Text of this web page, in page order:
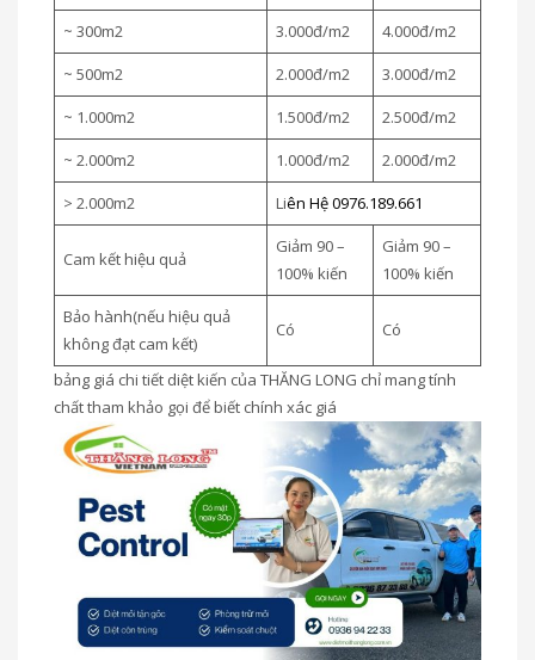
~ 300m2
3.000đ/m2
4.000đ/m2
~ 500m2
2.000đ/m2
3.000đ/m2
~ 1.000m2
1.500đ/m2
2.500đ/m2
~ 2.000m2
1.000đ/m2
2.000đ/m2
> 2.000m2
Liên Hệ 0976.189.661
Cam kết hiệu quả
Giảm 90 –
100% kiến
Giảm 90 –
100% kiến
Bảo hành(nếu hiệu quả
không đạt cam kết)
Có Có
bảng giá chi tiết diệt kiến của THĂNG LONG chỉ mang tính
chất tham khảo gọi để biết chính xác giá